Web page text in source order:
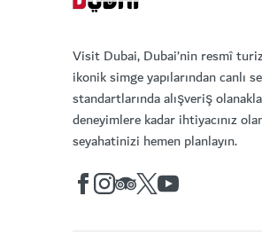
Visit Dubai, Dubai’nin resmî
ikonik simge yapılarından canlı
standartlarında alışveriş
deneyimlere kadar ihtiyacınız
seyahatinizi hemen planlayın.